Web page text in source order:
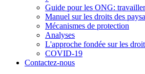
Guide pour les ONG:
Manuel sur les droits des
Mécanismes de protection
Analyses
L'approche fondée sur les
COVID-19
Contactez-nous